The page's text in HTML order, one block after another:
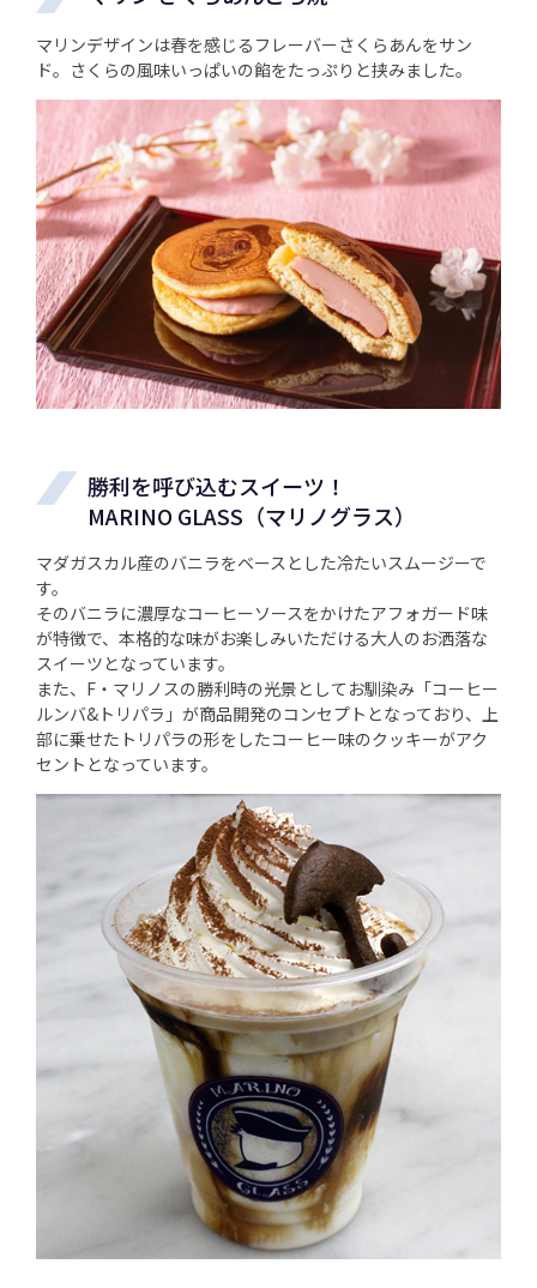
マリンデザインは春を感じるフレーバーさくらあんをサン
ド。さくらの風味いっぱいの餡をたっぷりと挟みました。
勝利を呼び込むスイーツ！
MARINO GLASS（マリノグラス）
マダガスカル産のバニラをベースとした冷たいスムージーで
す。
そのバニラに濃厚なコーヒーソースをかけたアフォガード味
が特徴で、本格的な味がお楽しみいただける大人のお洒落な
スイーツとなっています。
また、F・マリノスの勝利時の光景としてお馴染み「コーヒー
ルンバ&トリパラ」が商品開発のコンセプトとなっており、上
部に乗せたトリパラの形をしたコーヒー味のクッキーがアク
セントとなっています。